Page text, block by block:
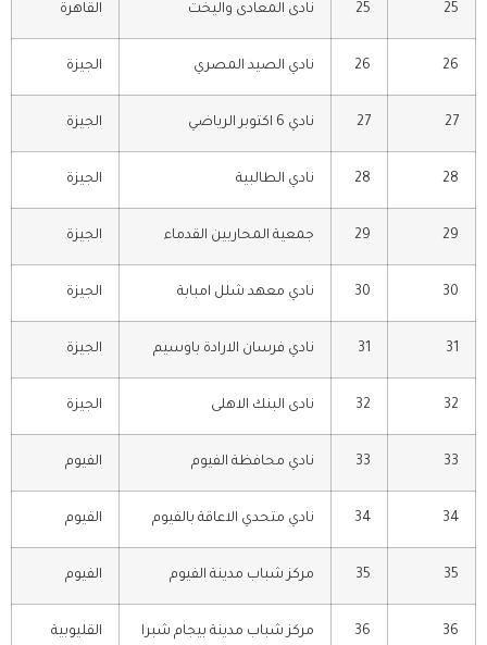
25
25 نادى المعادى واليخت القاهرة
26
26 نادي الصيد المصري الجيزة
27
27 نادي 6 اكتوبر الرياضي الجيزة
28
28 نادي الطالبية الجيزة
29
29 جمعية المحاربين القدماء الجيزة
30
30 نادي معهد شلل امبابة الجيزة
31
31 نادي فرسان الارادة باوسيم الجيزة
32
32 نادى البنك الاهلى الجيزة
33
33 نادي محافظة الفيوم الفيوم
34
34 نادي متحدي الاعاقة بالفيوم الفيوم
35
35 مركز شباب مدينة الفيوم الفيوم
36
36 مركز شباب مدينة بيجام شبرا القليوبية